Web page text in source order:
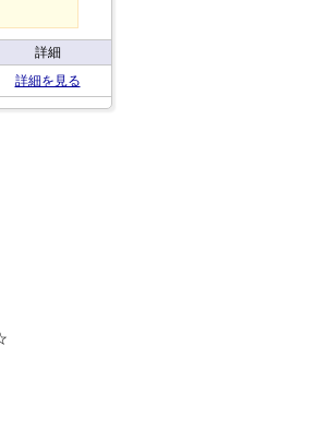
詳細
詳細を見る